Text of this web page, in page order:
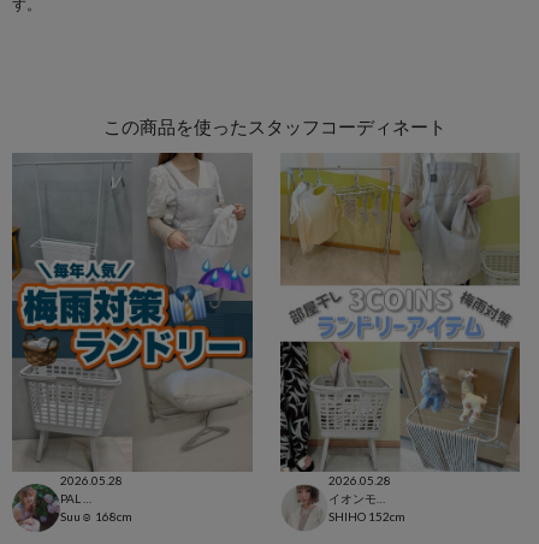
す。
この商品を使ったスタッフコーディネート
2026.05.28
Suu☺︎ 168cm
2026.05.28
SHIHO 152cm